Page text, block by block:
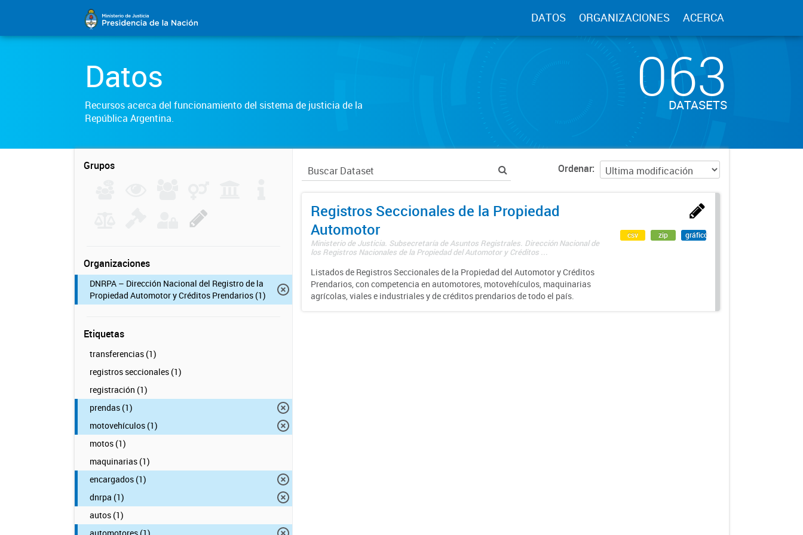
DATOS ORGANIZACIONES ACERCA
Datos
Recursos acerca del funcionamiento del sistema de justicia de la
República Argentina.
063
DATASETS
Grupos
Organizaciones
DNRPA – Dirección Nacional del Registro de la
Propiedad Automotor y Créditos Prendarios (1)
Etiquetas
transferencias (1)
registros seccionales (1)
registración (1)
prendas (1)
motovehículos (1)
motos (1)
maquinarias (1)
encargados (1)
dnrpa (1)
autos (1)
Ordenar
Registros Seccionales de la Propiedad
Automotor
Ministerio de Justicia. Subsecretaría de Asuntos Registrales. Dirección Nacional de
los Registros Nacionales de la Propiedad del Automotor y Créditos ...
Listados de Registros Seccionales de la Propiedad del Automotor y Créditos
Prendarios, con competencia en automotores, motovehículos, maquinarias
agrícolas, viales e industriales y de créditos prendarios de todo el país.
csv zip gráfico